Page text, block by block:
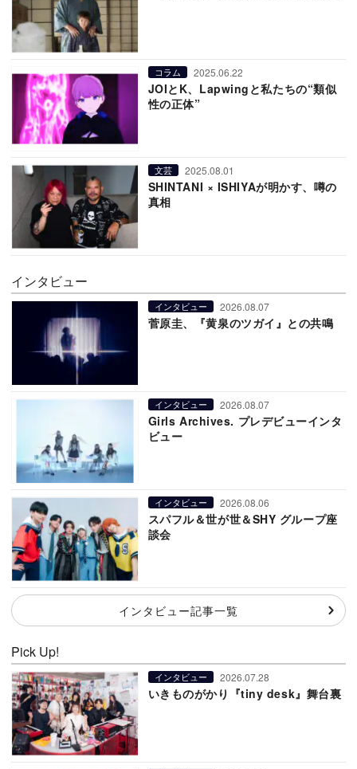
コラム 2025.06.22
JOIとK、Lapwingと私たちの“類似
性の正体”
文芸 2025.08.01
SHINTANI × ISHIYAが明かす、噂の
真相
インタビュー
インタビュー 2026.08.07
菅原圭、『黄泉のツガイ』との共鳴
インタビュー 2026.08.07
Girls Archives. プレデビューインタ
ビュー
インタビュー 2026.08.06
スパフル＆世が世＆SHY グループ座
談会
インタビュー記事一覧
Pick Up!
インタビュー 2026.07.28
いきものがかり『tiny desk』舞台裏